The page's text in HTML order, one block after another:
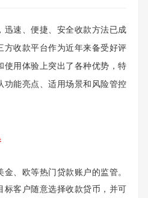
速、便捷、安全收款方法已成
方收款平台作为近年来备受好评
使用体验上突出了各种优势，特
功能亮点、适用场景和风险管控
金、欧等热门贷款账户的监管。
标客户随意选择收款贷币，并可